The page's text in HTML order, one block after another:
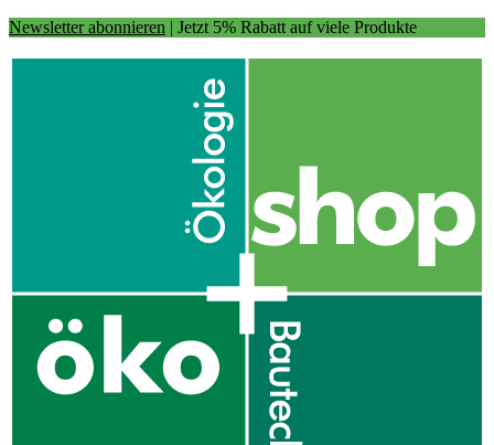
Newsletter abonnieren | Jetzt 5% Rabatt auf viele Produkte